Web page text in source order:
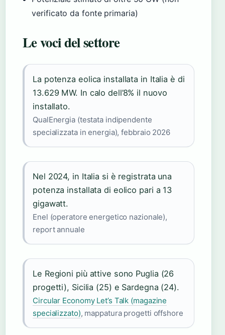
verificato da fonte primaria)
Le voci del settore
La potenza eolica installata in Italia è di
13.629 MW. In calo dell’8% il nuovo
installato.
QualEnergia (testata indipendente
specializzata in energia), febbraio 2026
Nel 2024, in Italia si è registrata una
potenza installata di eolico pari a 13
gigawatt.
Enel (operatore energetico nazionale),
report annuale
Le Regioni più attive sono Puglia (26
progetti), Sicilia (25) e Sardegna (24).
Circular Economy Let’s Talk (magazine
specializzato), mappatura progetti offshore